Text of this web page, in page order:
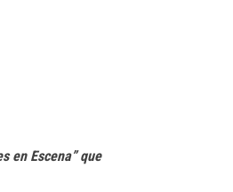
en Escena” que